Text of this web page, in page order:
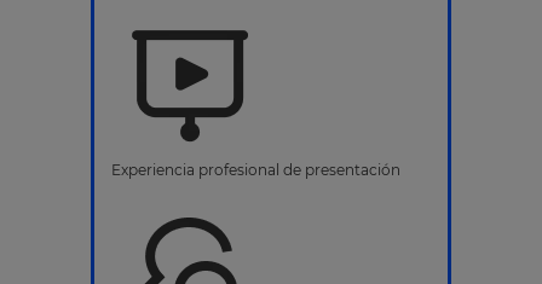
Experiencia profesional de presentación